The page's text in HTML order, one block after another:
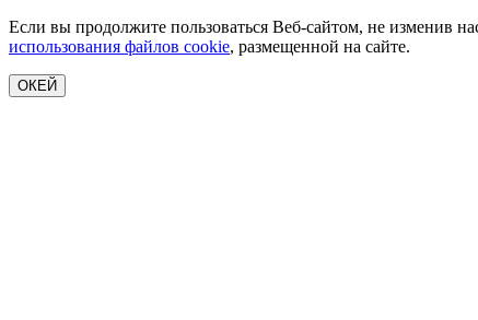
Если вы продолжите пользоваться Веб-сайтом, не изменив
использования файлов cookie, размещенной на сайте.
ОКЕЙ